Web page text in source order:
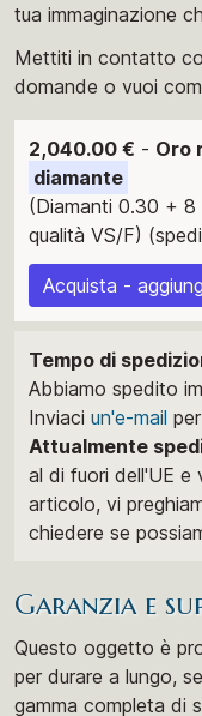
tua immaginazione
Mettiti in contatto
domande o vuoi
2,040.00 € - Oro
diamante
(Diamanti 0.30 +
qualità VS/F)
Acquista -
Tempo di
Abbiamo spedito
Inviaci un'e-mail
Attualmente
al di fuori dell'UE e
articolo, vi
chiedere se
Garanzia e
Questo oggetto è
per durare a lungo,
gamma completa di